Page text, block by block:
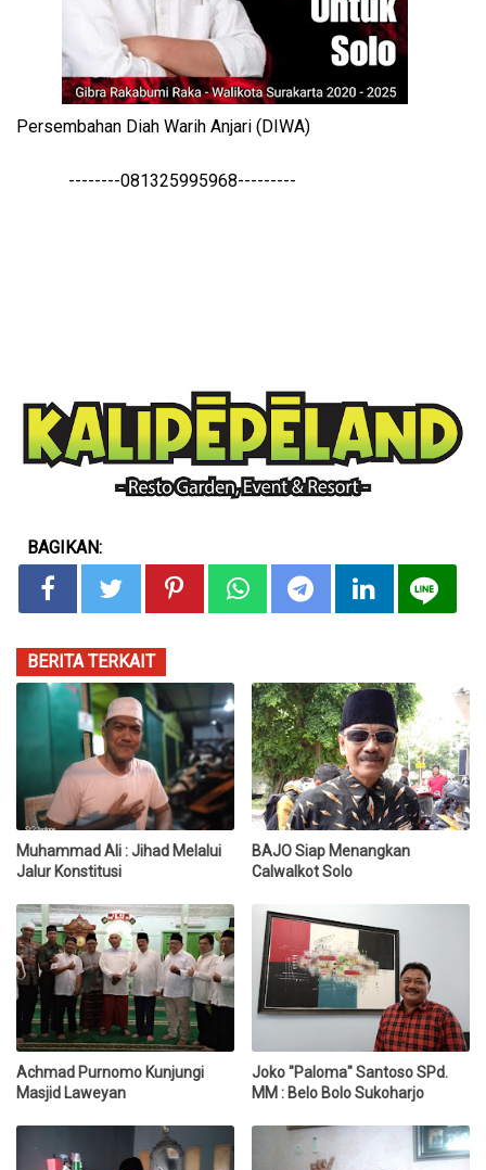
Persembahan Diah Warih Anjari (DIWA)
--------081325995968---------
BAGIKAN:
BERITA TERKAIT
Muhammad Ali : Jihad Melalui
Jalur Konstitusi
BAJO Siap Menangkan
Calwalkot Solo
Achmad Purnomo Kunjungi
Masjid Laweyan
Joko "Paloma" Santoso SPd.
MM : Belo Bolo Sukoharjo